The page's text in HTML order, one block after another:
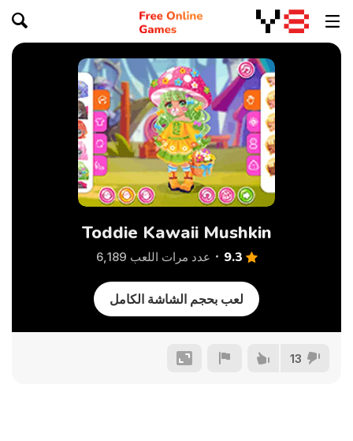
Toddie Kawaii Mushkin
9.3 عدد مرات اللعب 6,189
لعب بحجم الشاشة الكامل
13